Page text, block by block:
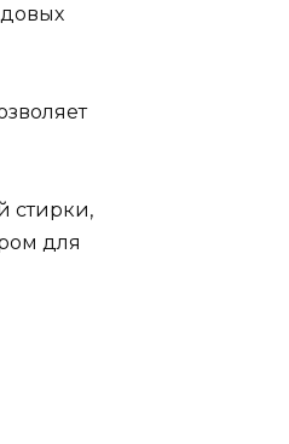
стирки,
для